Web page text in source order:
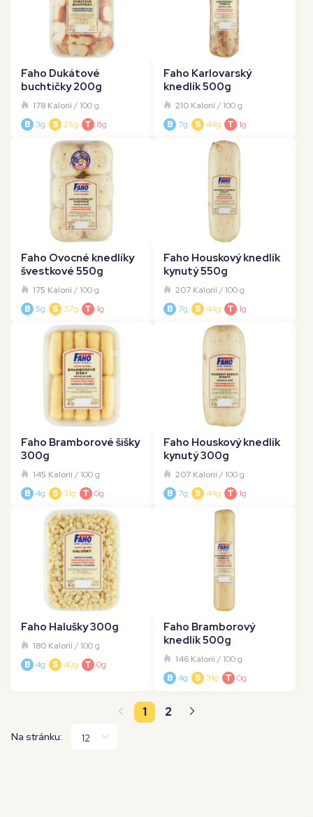
Faho Dukátové
buchtičky 200g
178 Kalorií/ 100 g
B 3g S 25g T 8g
Faho Karlovarský
knedlík 500g
210 Kalorií/ 100 g
B 7g S 44g T 1g
Faho Ovocné knedlíky
švestkové 550g
175 Kalorií/ 100 g
B 5g S 37g T 1g
Faho Houskový knedlík
kynutý 550g
207 Kalorií/ 100 g
B 7g S 44g T 1g
Faho Bramborové šišky
300g
145 Kalorií/ 100 g
B 4g S 31g T 0g
Faho Houskový knedlík
kynutý 300g
207 Kalorií/ 100 g
B 7g S 44g T 1g
Faho Halušky 300g
180 Kalorií/ 100 g
B 4g S 40g T 0g
Faho Bramborový
knedlík 500g
146 Kalorií/ 100 g
B 4g S 31g T 0g
1 2
Na stránku: